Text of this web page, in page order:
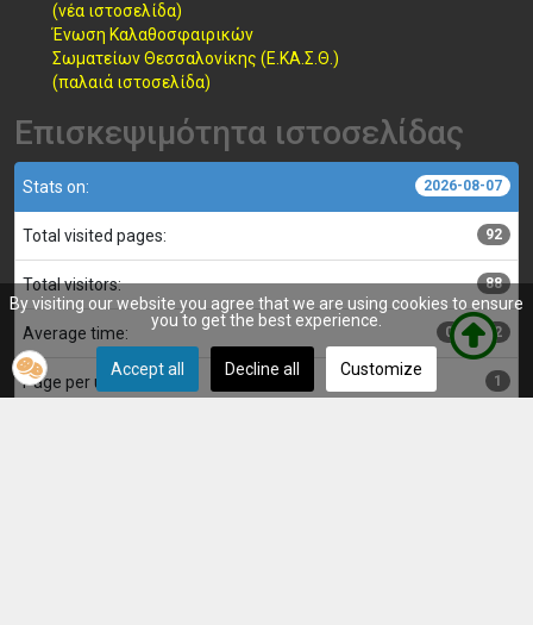
(νέα ιστοσελίδα)
Ένωση Καλαθοσφαιρικών
Σωματείων Θεσσαλονίκης (Ε.ΚΑ.Σ.Θ.)
(παλαιά ιστοσελίδα)
Επισκεψιμότητα ιστοσελίδας
Stats on: 2026-08-07
Total visited pages: 92
Total visitors: 88
Average time: 00:00:02
Page per user: 1
By visiting our website you agree that we are using cookies to ensure
you to get the best experience.
Accept all Decline all Customize